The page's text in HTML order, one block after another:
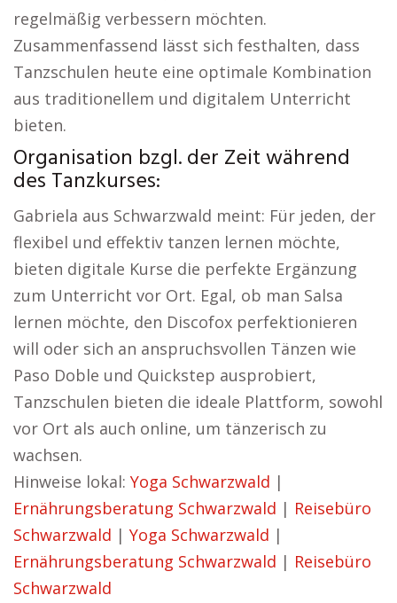
regelmäßig verbessern möchten.
Zusammenfassend lässt sich festhalten, dass
Tanzschulen heute eine optimale Kombination
aus traditionellem und digitalem Unterricht
bieten.
Organisation bzgl. der Zeit während
des Tanzkurses:
Gabriela aus Schwarzwald meint: Für jeden, der
flexibel und effektiv tanzen lernen möchte,
bieten digitale Kurse die perfekte Ergänzung
zum Unterricht vor Ort. Egal, ob man Salsa
lernen möchte, den Discofox perfektionieren
will oder sich an anspruchsvollen Tänzen wie
Paso Doble und Quickstep ausprobiert,
Tanzschulen bieten die ideale Plattform, sowohl
vor Ort als auch online, um tänzerisch zu
wachsen.
Hinweise lokal: Yoga Schwarzwald |
Ernährungsberatung Schwarzwald | Reisebüro
Schwarzwald | Yoga Schwarzwald |
Ernährungsberatung Schwarzwald | Reisebüro
Schwarzwald